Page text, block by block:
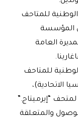
للمتاحف
المؤسسة
العامة
.
للمتاحف
الاتحادية)،
“إيرميتاج”.
والمتعلقة